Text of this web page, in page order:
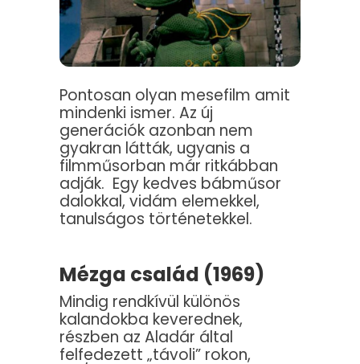
Pontosan olyan mesefilm amit
mindenki ismer. Az új
generációk azonban nem
gyakran látták, ugyanis a
filmműsorban már ritkábban
adják. Egy kedves bábműsor
dalokkal, vidám elemekkel,
tanulságos történetekkel.
Mézga család (1969)
Mindig rendkívül különös
kalandokba keverednek,
részben az Aladár által
felfedezett „távoli” rokon,